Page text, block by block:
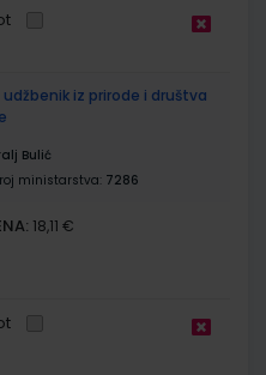
udžbenik iz prirode i društva
Bulić
ministarstva: 7286
18,11 €